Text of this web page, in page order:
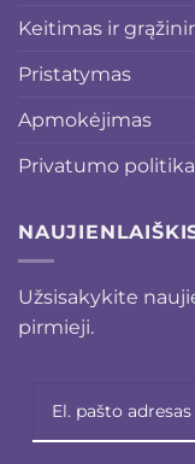
Keitimas ir
Pristatymas
Apmokėjimas
Privatumo politika
Užsisakykite
pirmieji.